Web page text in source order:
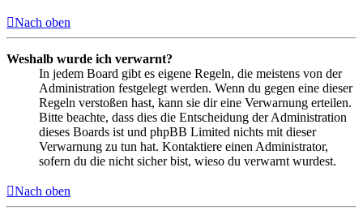
Nach oben
Weshalb wurde ich verwarnt?
In jedem Board gibt es eigene Regeln, die meistens von der
Administration festgelegt werden. Wenn du gegen eine dieser
Regeln verstoßen hast, kann sie dir eine Verwarnung erteilen.
Bitte beachte, dass dies die Entscheidung der Administration
dieses Boards ist und phpBB Limited nichts mit dieser
Verwarnung zu tun hat. Kontaktiere einen Administrator,
sofern du die nicht sicher bist, wieso du verwarnt wurdest.
Nach oben